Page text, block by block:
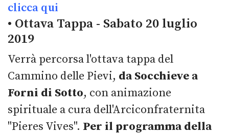
clicca qui
• Ottava Tappa - Sabato 20 luglio
2019
Verrà percorsa l'ottava tappa del
Cammino delle Pievi, da Socchieve a
Forni di Sotto, con animazione
spirituale a cura dell'Arciconfraternita
"Pieres Vives". Per il programma della